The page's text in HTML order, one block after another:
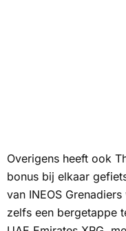
Overigens heeft ook
bonus bij elkaar
van INEOS
zelfs een bergetappe